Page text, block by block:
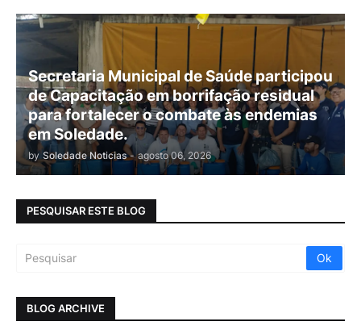
Secretaria Municipal de Saúde participou
de Capacitação em borrifação residual
para fortalecer o combate às endemias
em Soledade.
by Soledade Noticias - agosto 06, 2026
PESQUISAR ESTE BLOG
BLOG ARCHIVE